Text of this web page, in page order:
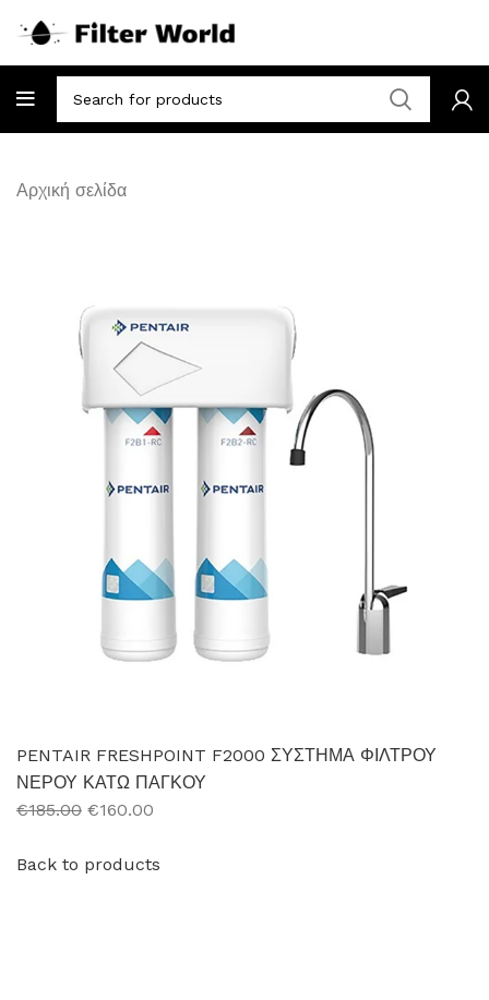
Αρχική σελίδα
PENTAIR FRESHPOINT F2000 ΣΥΣΤΗΜΑ ΦΙΛΤΡΟΥ
ΝΕΡΟΥ ΚΑΤΩ ΠΑΓΚΟΥ
€185.00 €160.00
Back to products